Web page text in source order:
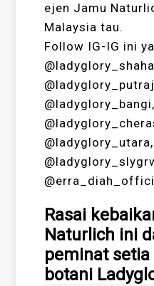
ejen Jamu
Malaysia tau.
Follow IG-IG ini
@ladyglory_bangi,
@ladyglory_utara,
Rasai
Naturlich ini
peminat
botani